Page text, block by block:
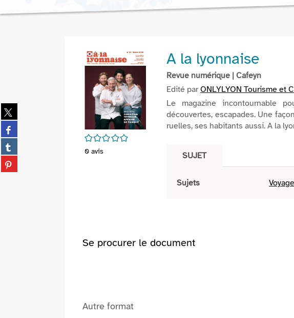
Partager
sur
twitter
(Nouvelle
fenêtre)
Partager
sur
facebook
(Nouvelle
fenêtre)
Partager
sur
tumblr
Partager
sur
/5
0 avis
A la lyonnaise
Revue numérique | Cafeyn
Edité parONLYLYON Tourisme et
Le magazine incontournable
découvertes, escapades. Une
ruelles, ses habitants aussi. A la
SUJET
Sujets
Se procurer le document
Autre format